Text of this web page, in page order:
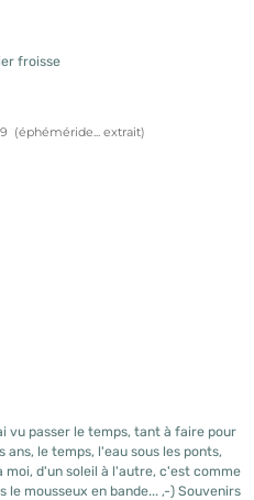
(éphéméride... extrait)
vu passer le temps, tant à faire pour
le temps, l'eau sous les ponts,
d'un soleil à l'autre, c'est comme
le mousseux en bande... ,-) Souvenirs